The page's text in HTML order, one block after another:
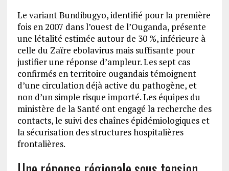
Le variant Bundibugyo, identifié pour la première
fois en 2007 dans l’ouest de l’Ouganda, présente
une létalité estimée autour de 30 %, inférieure à
celle du Zaïre ebolavirus mais suffisante pour
justifier une réponse d’ampleur. Les sept cas
confirmés en territoire ougandais témoignent
d’une circulation déjà active du pathogène, et
non d’un simple risque importé. Les équipes du
ministère de la Santé ont engagé la recherche des
contacts, le suivi des chaînes épidémiologiques et
la sécurisation des structures hospitalières
frontalières.